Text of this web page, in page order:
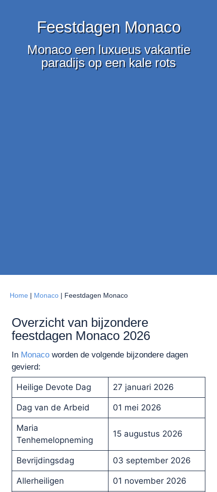
Feestdagen Monaco
Monaco een luxueus vakantie
paradijs op een kale rots
Home | Monaco | Feestdagen Monaco
Overzicht van bijzondere
feestdagen Monaco 2026
In Monaco worden de volgende bijzondere dagen
gevierd:
Heilige Devote Dag 27 januari 2026
Dag van de Arbeid 01 mei 2026
Maria
Tenhemelopneming
15 augustus 2026
Bevrijdingsdag 03 september 2026
Allerheiligen 01 november 2026